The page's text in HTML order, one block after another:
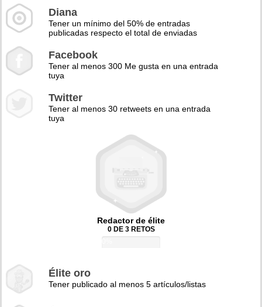
Diana
Tener un mínimo del 50% de entradas
publicadas respecto el total de enviadas
Facebook
Tener al menos 300 Me gusta en una entrada
tuya
Twitter
Tener al menos 30 retweets en una entrada
tuya
Redactor de élite
0 DE 3 RETOS
Élite oro
Tener publicado al menos 5 artículos/listas